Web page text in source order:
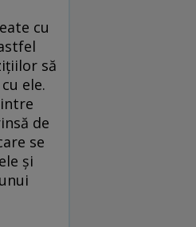
cu
să
ele.
de
se
și